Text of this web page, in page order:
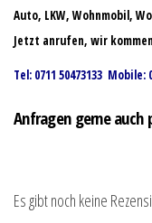
Auto, LKW, Wohnmobil,
Jetzt anrufen, wir
Tel: 0711 50473133 Mobile:
Anfragen gerne
Es gibt noch keine